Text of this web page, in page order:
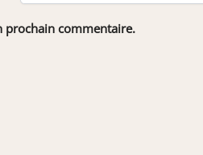
prochain commentaire.